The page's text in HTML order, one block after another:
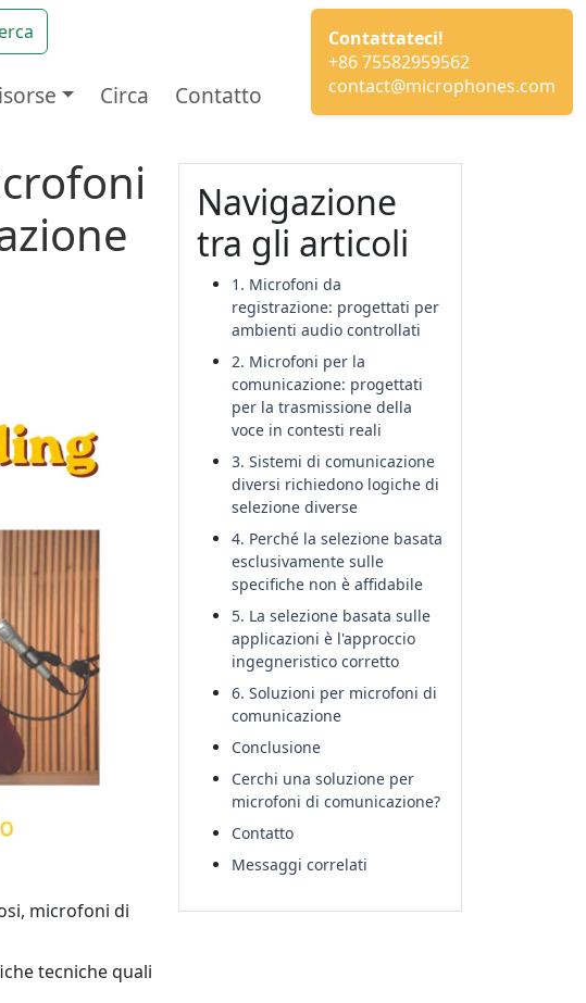
Circa Contatto
Contattateci!
+86 75582959562
contact@microphones.com
microfoni di
tecniche quali
Navigazione
tra gli articoli
1. Microfoni da
registrazione: progettati per
ambienti audio controllati
2. Microfoni per la
comunicazione: progettati
per la trasmissione della
voce in contesti reali
3. Sistemi di comunicazione
diversi richiedono logiche di
selezione diverse
4. Perché la selezione basata
esclusivamente sulle
specifiche non è affidabile
5. La selezione basata sulle
applicazioni è l'approccio
ingegneristico corretto
6. Soluzioni per microfoni di
comunicazione
Conclusione
Cerchi una soluzione per
microfoni di comunicazione?
Contatto
Messaggi correlati